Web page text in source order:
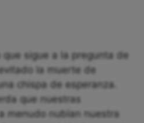
que sigue a la pregunta de
la muerte de
chispa de esperanza.
que nuestras
menudo nublan nuestra